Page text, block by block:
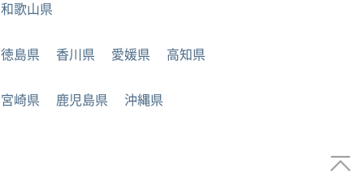
和歌山県
徳島県 香川県 愛媛県 高知県
宮崎県 鹿児島県 沖縄県